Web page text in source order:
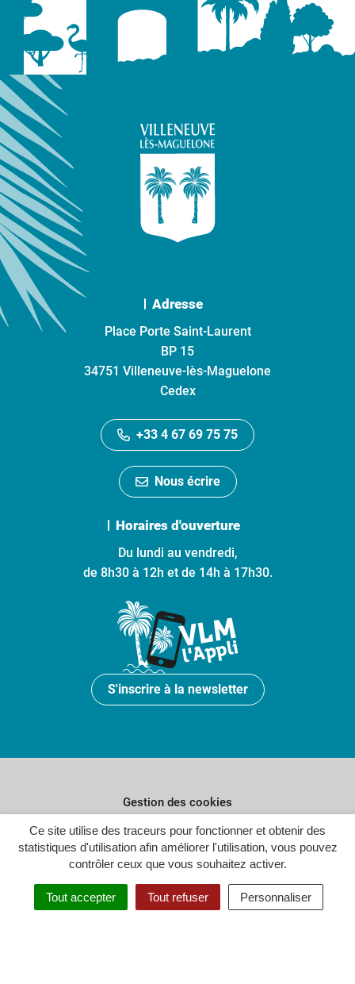
Ce site utilise des traceurs pour fonctionner et obtenir des
statistiques d'utilisation afin améliorer l'utilisation, vous pouvez
contrôler ceux que vous souhaitez activer.
Tout accepter Tout refuser Personnaliser
Adresse
Place Porte Saint-Laurent
BP 15
34751 Villeneuve-lès-Maguelone
Cedex
+33 4 67 69 75 75
Nous écrire
Horaires d'ouverture
Du lundi au vendredi,
de 8h30 à 12h et de 14h à 17h30.
S'inscrire à la newsletter
Gestion des cookies
Plan du site
Politique de confidentialité
Crédits